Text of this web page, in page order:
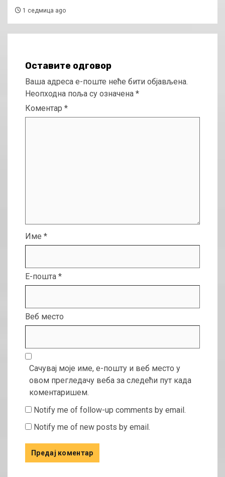
1 седмица ago
Оставите одговор
Ваша адреса е-поште неће бити објављена.
Неопходна поља су означена *
Коментар *
Име *
Е-пошта *
Веб место
Сачувај моје име, е-пошту и веб место у
овом прегледачу веба за следећи пут када
коментаришем.
Notify me of follow-up comments by email.
Notify me of new posts by email.